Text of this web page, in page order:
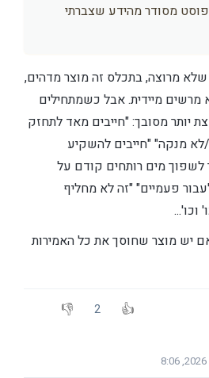
מסודר מהידע שצברתי
מרוצה, בתכלס זה מוצר מדהים,
מרשים מיידית. אבל כשמתחילים
יותר מסובך: "חייבים מאד לתחזק
מנקה" "חייבים להשקיע
לשפוך מים רותחים קודם על
פעמיים" "זה לא מחליף
וכו'...
יש מוצר שחוסך את כל האמירות
2
ידי